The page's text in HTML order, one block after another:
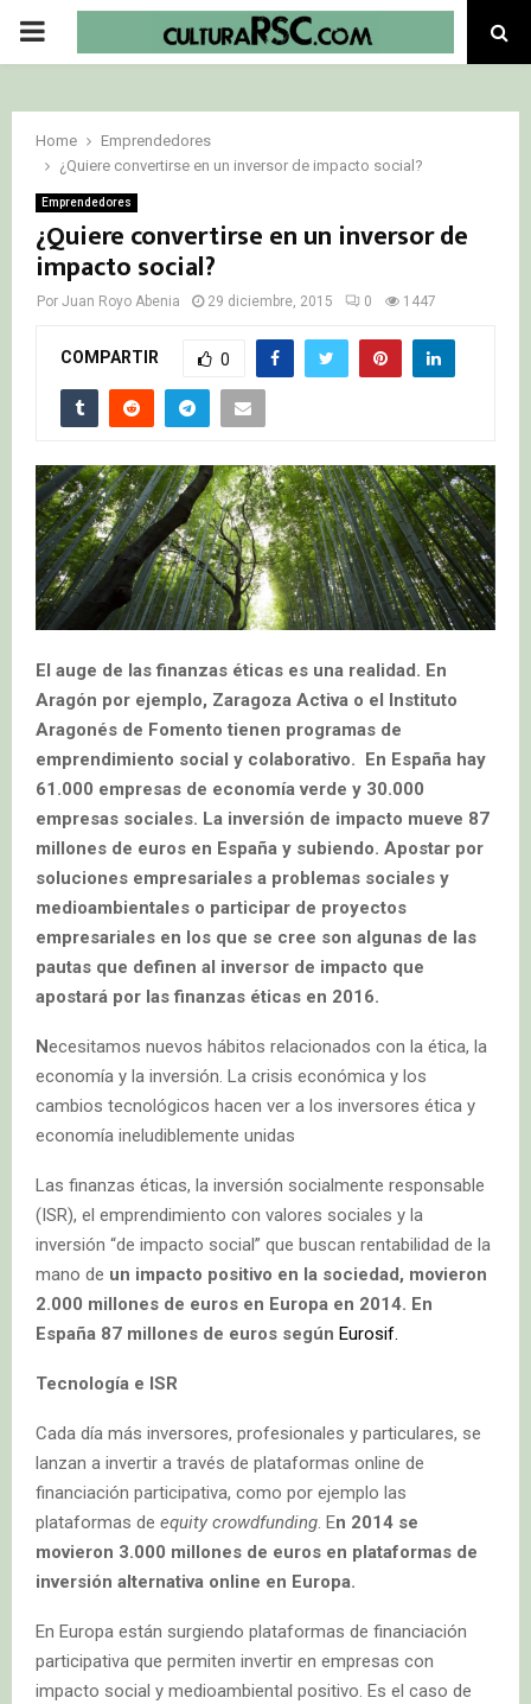
PRIMARY
Home
Emprendedores
¿Quiere convertirse en un inversor de impacto social?
Emprendedores
¿Quiere convertirse en un inversor de
impacto social?
Por Juan Royo Abenia 29 diciembre, 2015 0 1447
COMPARTIR 0
El auge de las finanzas éticas es una realidad. En
Aragón por ejemplo, Zaragoza Activa o el Instituto
Aragonés de Fomento tienen programas de
emprendimiento social y colaborativo. En España hay
61.000 empresas de economía verde y 30.000
empresas sociales. La inversión de impacto mueve 87
millones de euros en España y subiendo. Apostar por
soluciones empresariales a problemas sociales y
medioambientales o participar de proyectos
empresariales en los que se cree son algunas de las
pautas que definen al inversor de impacto que
apostará por las finanzas éticas en 2016.
Necesitamos nuevos hábitos relacionados con la ética, la
economía y la inversión. La crisis económica y los
cambios tecnológicos hacen ver a los inversores ética y
economía ineludiblemente unidas
Las finanzas éticas, la inversión socialmente responsable
(ISR), el emprendimiento con valores sociales y la
inversión “de impacto social” que buscan rentabilidad de la
mano de un impacto positivo en la sociedad, movieron
2.000 millones de euros en Europa en 2014. En
España 87 millones de euros según Eurosif.
Tecnología e ISR
Cada día más inversores, profesionales y particulares, se
lanzan a invertir a través de plataformas online de
financiación participativa, como por ejemplo las
plataformas de equity crowdfunding. En 2014 se
movieron 3.000 millones de euros en plataformas de
inversión alternativa online en Europa.
En Europa están surgiendo plataformas de financiación
participativa que permiten invertir en empresas con
impacto social y medioambiental positivo. Es el caso de